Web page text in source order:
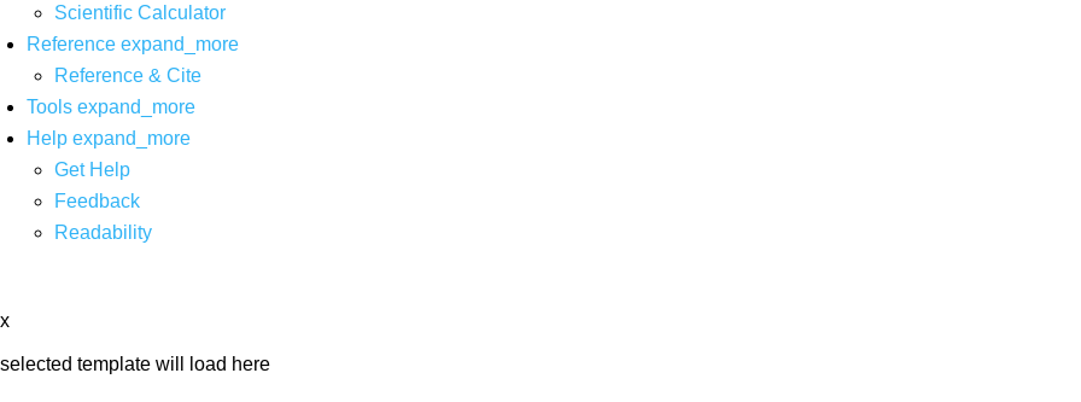
Scientific Calculator
Reference expand_more
Reference & Cite
Tools expand_more
Help expand_more
Get Help
Feedback
Readability
x
selected template will load here